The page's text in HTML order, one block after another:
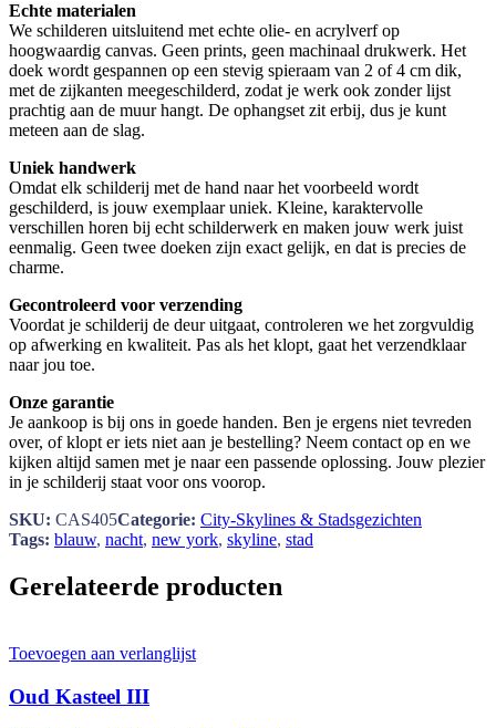
Echte materialen
We schilderen uitsluitend met echte olie- en acrylverf op
hoogwaardig canvas. Geen prints, geen machinaal drukwerk. Het
doek wordt gespannen op een stevig spieraam van 2 of 4 cm dik,
met de zijkanten meegeschilderd, zodat je werk ook zonder lijst
prachtig aan de muur hangt. De ophangset zit erbij, dus je kunt
meteen aan de slag.
Uniek handwerk
Omdat elk schilderij met de hand naar het voorbeeld wordt
geschilderd, is jouw exemplaar uniek. Kleine, karaktervolle
verschillen horen bij echt schilderwerk en maken jouw werk juist
eenmalig. Geen twee doeken zijn exact gelijk, en dat is precies de
charme.
Gecontroleerd voor verzending
Voordat je schilderij de deur uitgaat, controleren we het zorgvuldig
op afwerking en kwaliteit. Pas als het klopt, gaat het verzendklaar
naar jou toe.
Onze garantie
Je aankoop is bij ons in goede handen. Ben je ergens niet tevreden
over, of klopt er iets niet aan je bestelling? Neem contact op en we
kijken altijd samen met je naar een passende oplossing. Jouw plezier
in je schilderij staat voor ons voorop.
SKU: CAS405Categorie: City-Skylines & Stadsgezichten
Tags: blauw, nacht, new york, skyline, stad
Gerelateerde producten
Toevoegen aan verlanglijst
Oud Kasteel III